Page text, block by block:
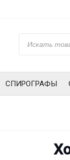
Искать
СПИРОГРАФЫ